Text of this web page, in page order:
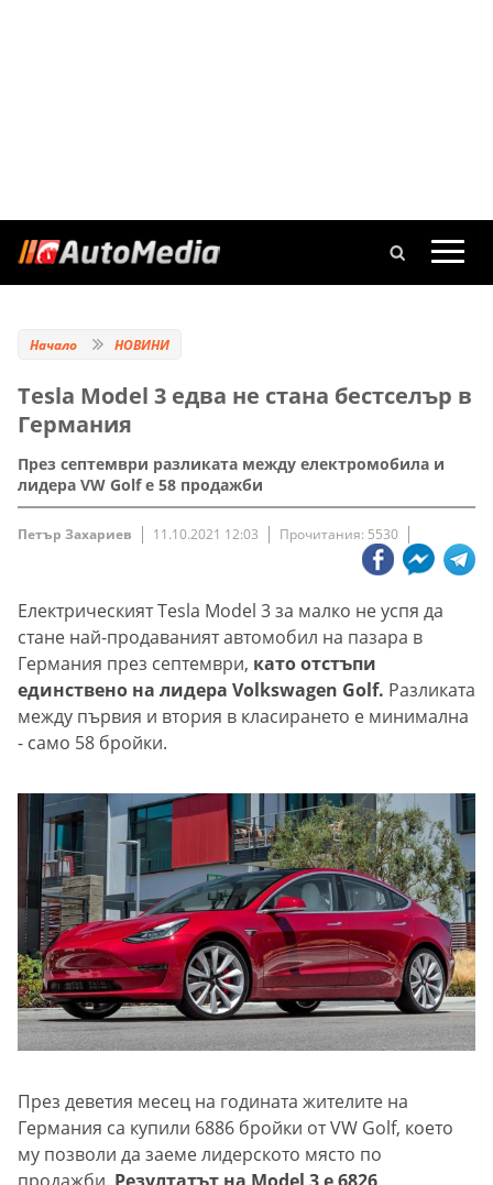
Начало НОВИНИ
Tesla Model 3 едва не стана бестселър в
Германия
През септември разликата между електромобила и
лидера VW Golf е 58 продажби
Петър Захариев 11.10.2021 12:03 Прочитания: 5530
Електрическият Tesla Model 3 за малко не успя да
стане най-продаваният автомобил на пазара в
Германия през септември, като отстъпи
единствено на лидера Volkswagen Golf. Разликата
между първия и втория в класирането е минимална
- само 58 бройки.
През деветия месец на годината жителите на
Германия са купили 6886 бройки от VW Golf, което
му позволи да заеме лидерското място по